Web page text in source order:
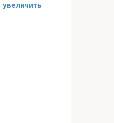
увеличить